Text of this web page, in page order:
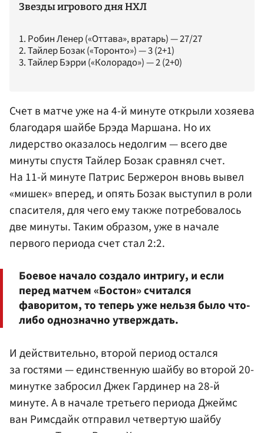
Звезды игрового дня НХЛ
1. Робин Ленер («Оттава», вратарь) — 27/27
2. Тайлер Бозак («Торонто») — 3 (2+1)
3. Тайлер Бэрри («Колорадо») — 2 (2+0)
Счет в матче уже на 4-й минуте открыли хозяева
благодаря шайбе Брэда Маршана. Но их
лидерство оказалось недолгим — всего две
минуты спустя Тайлер Бозак сравнял счет.
На 11-й минуте Патрис Бержерон вновь вывел
«мишек» вперед, и опять Бозак выступил в роли
спасителя, для чего ему также потребовалось
две минуты. Таким образом, уже в начале
первого периода счет стал 2:2.
Боевое начало создало интригу, и если
перед матчем «Бостон» считался
фаворитом, то теперь уже нельзя было что-
либо однозначно утверждать.
И действительно, второй период остался
за гостями — единственную шайбу во второй 20-
минутке забросил Джек Гардинер на 28-й
минуте. А в начале третьего периода Джеймс
ван Римсдайк отправил четвертую шайбу